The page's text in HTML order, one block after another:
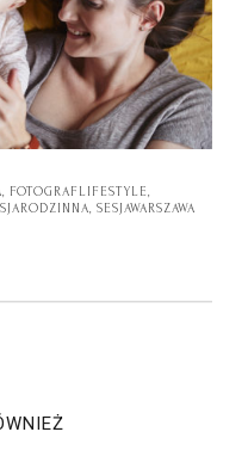
, FOTOGRAFLIFESTYLE,
, SESJAWARSZAWA